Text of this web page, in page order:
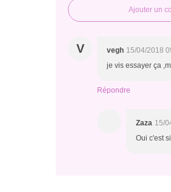
Ajouter un
V vegh 15/04/2018
je vis essayer ça
Répondre
Zaza 15/
Oui c'est